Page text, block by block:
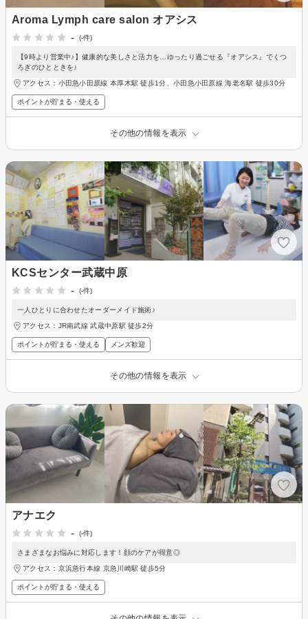
Aroma Lymph care salon オアシス
-
(-件)
【9時より営業中♪】健康的な美しさと活力を…ゆったり過ごせる『オアシス』でくつ
ろぎのひとときを♪
アクセス：小田急小田原線 本厚木駅 徒歩1分、小田急小田原線 海老名駅 徒歩30分
ポイントが貯まる・使える
その他の情報を表示
KCSセンター武蔵中原
-
(-件)
一人ひとりに合わせたオーダーメイド施術♪
アクセス：JR南武線 武蔵中原駅 徒歩2分
ポイントが貯まる・使える メンズ歓迎
その他の情報を表示
アナエク
-
(-件)
さまざまなお悩みに対応します！顔のケアが得意◎
アクセス：京浜急行本線 京急川崎駅 徒歩5分
ポイントが貯まる・使える